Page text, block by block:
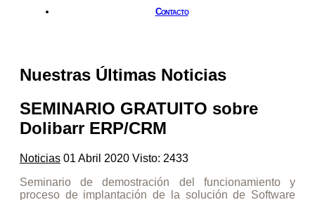
Contacto
Nuestras Últimas Noticias
SEMINARIO GRATUITO sobre
Dolibarr ERP/CRM
Noticias 01 Abril 2020 Visto: 2433
Seminario de demostración del funcionamiento y
proceso de implantación de la solución de Software